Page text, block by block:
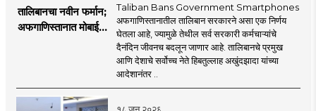
तालिबानचा नवीन फर्मान;
अफगाणिस्तानात मोबाईल
Taliban Bans Government Smartphones
अफगाणिस्तानातील तालिबान सरकारने असा एक निर्णय
घेतला आहे, ज्यामुळे तेथील सर्व सरकारी कर्मचाऱ्यांचे
दैनंदिन जीवनच बदलून जाणार आहे. तालिबानचे प्रमुख
आणि देशाचे सर्वोच्च नेते हिबतुल्लाह अखुंदझादा यांच्या
आदेशानंतर ..